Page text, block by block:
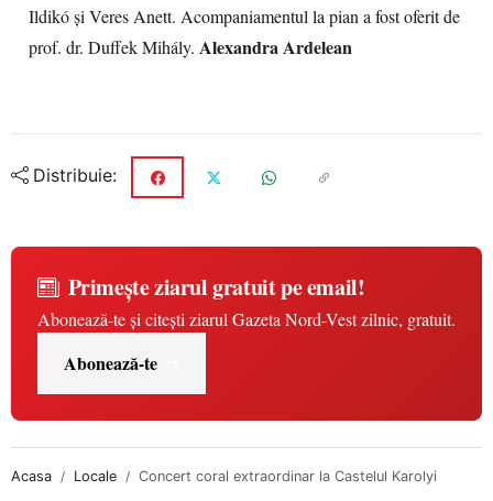
Ildikó și Veres Anett. Acompaniamentul la pian a fost oferit de
prof. dr. Duffek Mihály. Alexandra Ardelean
Distribuie:
Primește ziarul gratuit pe email!
Abonează-te și citești ziarul Gazeta Nord-Vest zilnic, gratuit.
Abonează-te
Acasa Locale Concert coral extraordinar la Castelul Karolyi